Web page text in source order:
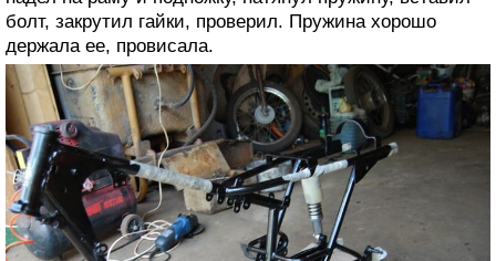
болт, закрутил гайки, проверил. Пружина хорошо
держала ее, провисала.